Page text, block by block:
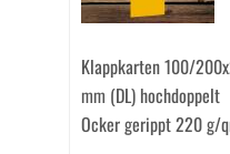
Klappkarten 100/
mm (DL) hochdoppelt
Ocker gerippt 220 g/